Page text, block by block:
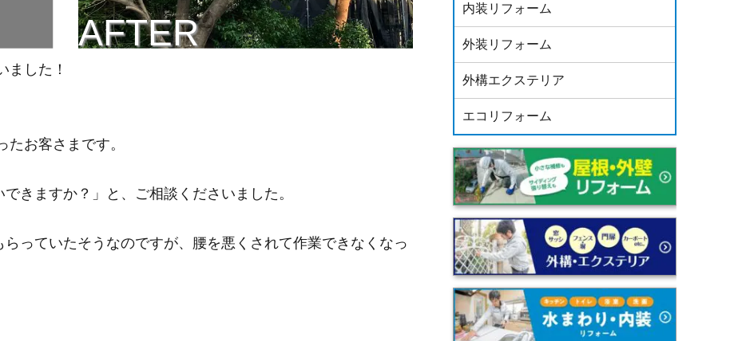
AFTER
ました！
お客さまです。
きますか？」と、ご相談くださいました。
っていたそうなのですが、腰を悪くされて作業できなくなっ
内装リフォーム
外装リフォーム
外構エクステリア
エコリフォーム